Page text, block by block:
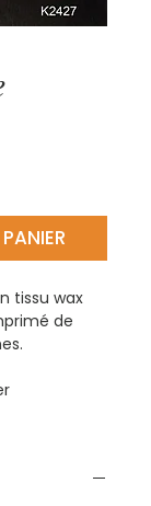
tissu wax
de